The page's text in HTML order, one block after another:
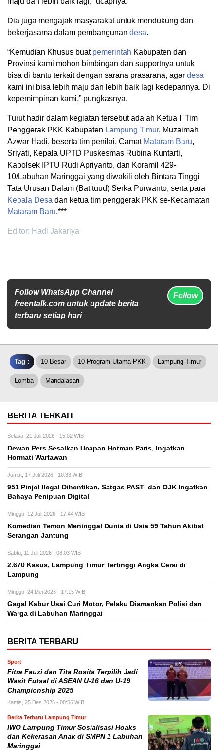
Dia juga mengajak masyarakat untuk mendukung dan
bekerjasama dalam pembangunan desa.
“Kemudian Khusus buat pemerintah Kabupaten dan
Provinsi kami mohon bimbingan dan supportnya untuk
bisa di bantu terkait dengan sarana prasarana, agar desa
kami ini bisa lebih maju dan lebih baik lagi kedepannya. Di
kepemimpinan kami,” pungkasnya.
Turut hadir dalam kegiatan tersebut adalah Ketua II Tim
Penggerak PKK Kabupaten Lampung Timur, Muzaimah
Azwar Hadi, beserta tim penilai, Camat Mataram Baru,
Sriyati, Kepala UPTD Puskesmas Rubina Kuntarti,
Kapolsek IPTU Rudi Apriyanto, dan Koramil 429-
10/Labuhan Maringgai yang diwakili oleh Bintara Tinggi
Tata Urusan Dalam (Batituud) Serka Purwanto, serta para
Kepala Desa dan ketua tim penggerak PKK se-Kecamatan
Mataram Baru.***
Editor: Hadi Jakariya
Follow WhatsApp Channel
freentalk.com untuk update berita
terbaru setiap hari
Follow
Tag : 10 Besar 10 Program Utama PKK Lampung Timur
Lomba Mandalasari
BERITA TERKAIT
Selasa, 21 Juli 2026 - 15:02 WIB
Dewan Pers Sesalkan Ucapan Hotman Paris, Ingatkan
Hormati Wartawan
Jumat, 17 Juli 2026 - 10:33 WIB
951 Pinjol Ilegal Dihentikan, Satgas PASTI dan OJK Ingatkan
Bahaya Penipuan Digital
Minggu, 12 Juli 2026 - 17:44 WIB
Komedian Temon Meninggal Dunia di Usia 59 Tahun Akibat
Serangan Jantung
Sabtu, 11 Juli 2026 - 08:03 WIB
2.670 Kasus, Lampung Timur Tertinggi Angka Cerai di
Lampung
Minggu, 24 Mei 2026 - 17:15 WIB
Gagal Kabur Usai Curi Motor, Pelaku Diamankan Polisi dan
Warga di Labuhan Maringgai
BERITA TERBARU
Sport
Fitra Fauzi dan Tita Rosita Terpilih Jadi
Wasit Futsal di ASEAN U-16 dan U-19
Championship 2025
Kamis, 25 Des 2025 - 00:56 WIB
Berita Terbaru Lampung Timur
IWO Lampung Timur Sosialisasi Hoaks
dan Kekerasan Anak di SMPN 1 Labuhan
Maringgai